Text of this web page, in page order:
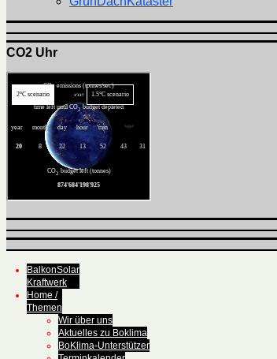
CO2 Uhr
BalkonSolar
Kraftwerk
Home /
Themen
Wir über uns
Aktuelles zu Boklima
BoKlima-Unterstützer